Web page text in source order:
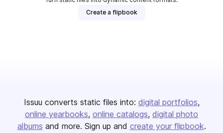
Create a flipbook
Issuu converts static files into: digital portfolios
online yearbooks online catalogs digital photo
albums and more. Sign up and create your flipbook.